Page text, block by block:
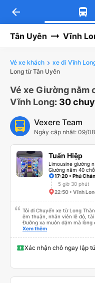
arrow_back
Tân Uyên Vĩnh
Vé xe khách xe đi Vĩnh
Long từ Tân Uyên
Vé xe Giường nằm
Vĩnh Long: 30
Vexere Team
Ngày cập nhật: 09/
Tuấn Hiệp
Limousine giường
Giường nằm 40 chỗ
17:20 • Phú
5 giờ 30 phút
22:50 • Vĩnh
Tôi đi Chuyến xe từ Long
êm thuận, nhân viên lễ độ, tài xế vững tay quả thật
Đường xa muôn dặm mà
nghiêm cẩn, hiếm thấy giữa
Xem thêm
Xác nhận chỗ ngay lập